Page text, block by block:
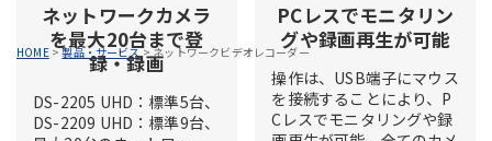
HOME>製品・サービス>ネットワークビデオレコーダー
ネットワークカメラ
を最大20台まで登
録・録画
DS-2205 UHD：標準5台、
DS-2209 UHD：標準9台、
PCレスでモニタリン
グや録画再生が可能
操作は、USB端子にマウス
を接続することにより、P
Cレスでモニタリングや録